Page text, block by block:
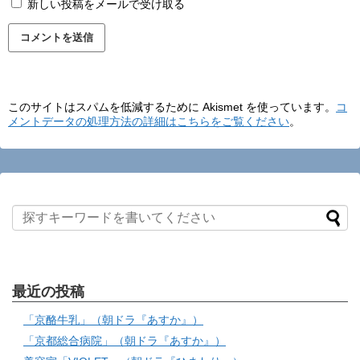
新しい投稿をメールで受け取る
このサイトはスパムを低減するために Akismet を使っています。
コ
メントデータの処理方法の詳細はこちらをご覧ください。
最近の投稿
「京酪牛乳」（朝ドラ『あすか』）
「京都総合病院」（朝ドラ『あすか』）